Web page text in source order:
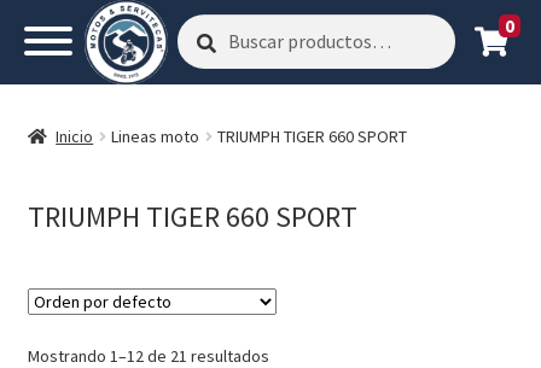
Buscar
por:
Buscar 0
Inicio Lineas moto TRIUMPH TIGER 660 SPORT
TRIUMPH TIGER 660 SPORT
Mostrando 1–12 de 21 resultados